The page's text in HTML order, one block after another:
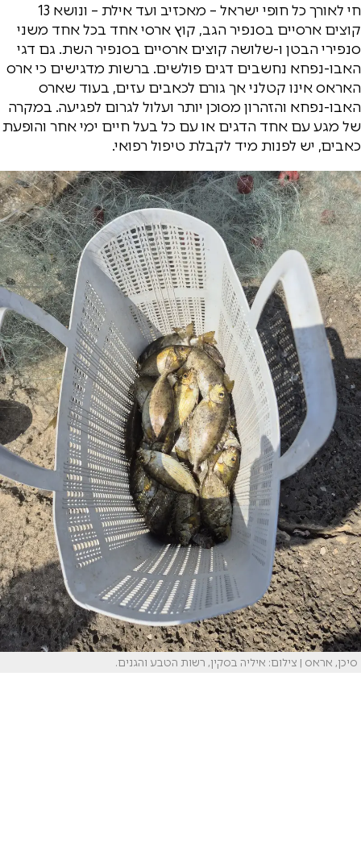
חי לאורך כל חופי ישראל – מאכזיב ועד אילת – ונושא 13
קוצים ארסיים בסנפיר הגב, קוץ ארסי אחד בכל אחד משני
סנפירי הבטן ו-שלושה קוצים ארסיים בסנפיר השת. גם דגי
האבו-נפחא נחשבים דגים פולשים. ברשות מדגישים כי ארס
האראס אינו קטלני אך גורם לכאבים עזים, בעוד שארס
האבו-נפחא והזהרון מסוכן יותר ועלול לגרום לפגיעה. במקרה
של מגע עם אחד הדגים או עם כל בעל חיים ימי אחר והופעת
כאבים, יש לפנות מיד לקבלת טיפול רפואי.
סיכן, אראס | צילום: איליה בסקין, רשות הטבע והגנים.